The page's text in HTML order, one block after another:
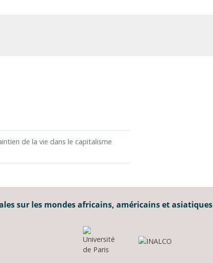
de la vie dans le capitalisme
sur les mondes africains, américains et asiatiques